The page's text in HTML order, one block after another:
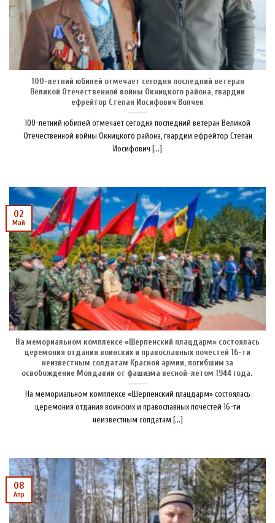
100-летний юбилей отмечает сегодня последний ветеран
Великой Отечественной войны Окницкого района, гвардии
ефрейтор Степан Иосифович Волчек
100-летний юбилей отмечает сегодня последний ветеран Великой
Отечественной войны Окницкого района, гвардии ефрейтор Степан
Иосифович [...]
На мемориальном комплексе «Шерпенский плацдарм» состоялась
церемония отдания воинских и православных почестей 16-ти
неизвестным солдатам Красной армии, погибшим за
освобождение Молдавии от фашизма весной-летом 1944 года.
На мемориальном комплексе «Шерпенский плацдарм» состоялась
церемония отдания воинских и православных почестей 16-ти
неизвестным солдатам [...]
02
Май
08
Апр